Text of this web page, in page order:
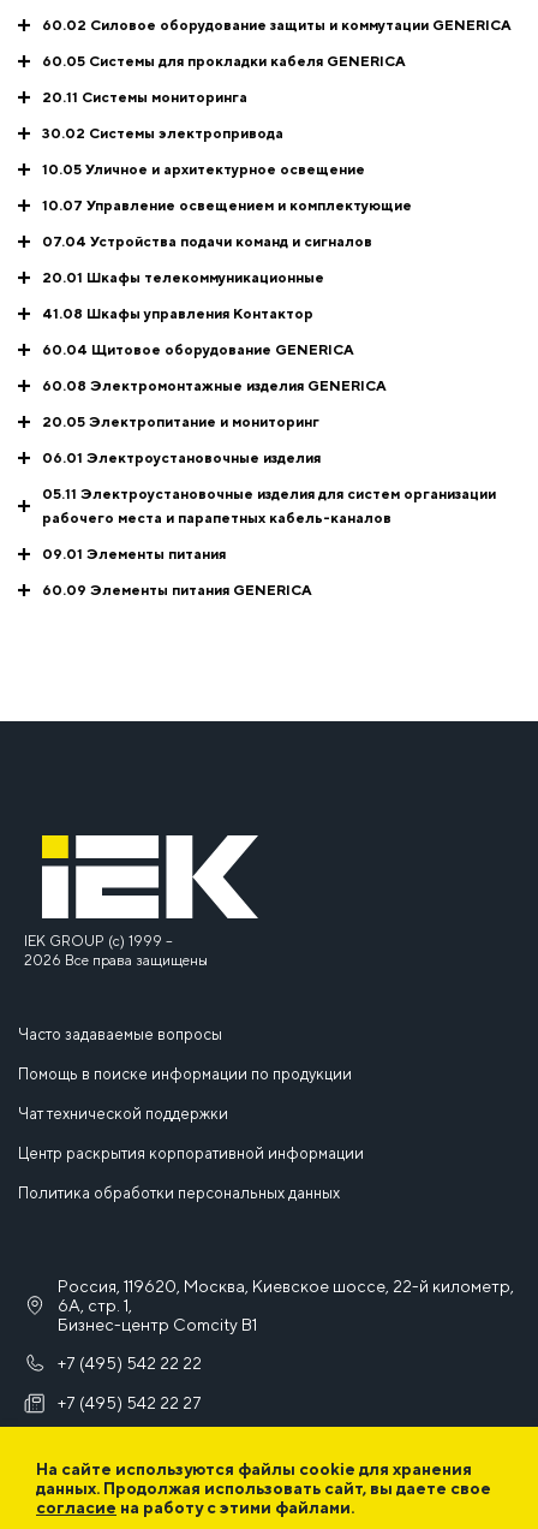
60.02 Силовое оборудование защиты и коммутации GENERICA
60.05 Системы для прокладки кабеля GENERICA
20.11 Системы мониторинга
30.02 Системы электропривода
10.05 Уличное и архитектурное освещение
10.07 Управление освещением и комплектующие
07.04 Устройства подачи команд и сигналов
20.01 Шкафы телекоммуникационные
41.08 Шкафы управления Контактор
60.04 Щитовое оборудование GENERICA
60.08 Электромонтажные изделия GENERICA
20.05 Электропитание и мониторинг
06.01 Электроустановочные изделия
05.11 Электроустановочные изделия для систем организации
рабочего места и парапетных кабель-каналов
09.01 Элементы питания
60.09 Элементы питания GENERICA
IEK GROUP (c) 1999 –
2026 Все права защищены
Часто задаваемые вопросы
Помощь в поиске информации по продукции
Чат технической поддержки
Центр раскрытия корпоративной информации
Политика обработки персональных данных
Россия, 119620, Москва, Киевское шоссе, 22-й километр,
6А, стр. 1,
Бизнес-центр Comcity B1
+7 (495) 542 22 22
+7 (495) 542 22 27
На сайте используются файлы cookie для хранения
данных. Продолжая использовать сайт, вы даете свое
согласие на работу с этими файлами.